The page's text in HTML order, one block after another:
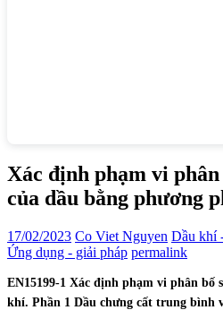
Xác định phạm vi
của dầu bằng phương
17/02/2023 Co Viet Nguyen Dầu khí
Ứng dụng - giải pháp permalink
EN15199-1 Xác định phạm vi phân bố
khí. Phần 1 Dầu chưng cất trung bình